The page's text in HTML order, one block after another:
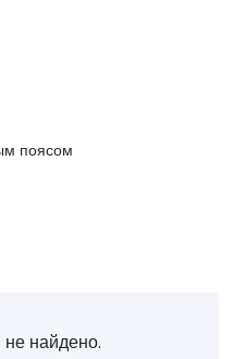
поясом
не найдено.